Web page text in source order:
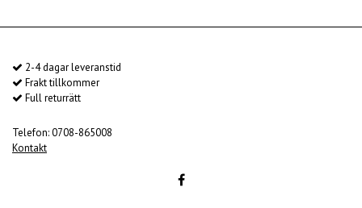
2-4 dagar leveranstid
Frakt tillkommer
Full returrätt
Telefon: 0708-865008
Kontakt